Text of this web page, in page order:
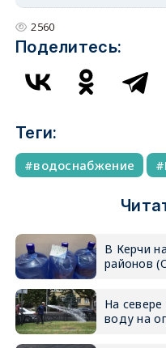
2560
Поделитесь:
Теги:
водоснабжение
В Керчи
районов
На
воду на